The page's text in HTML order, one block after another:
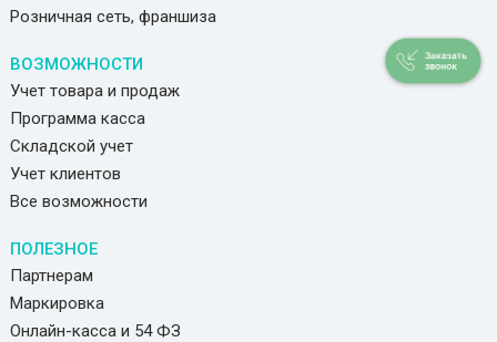
Розничная сеть, франшиза
ВОЗМОЖНОСТИ
Учет товара и продаж
Программа касса
Складской учет
Учет клиентов
Все возможности
ПОЛЕЗНОЕ
Партнерам
Маркировка
Онлайн-касса и 54 ФЗ